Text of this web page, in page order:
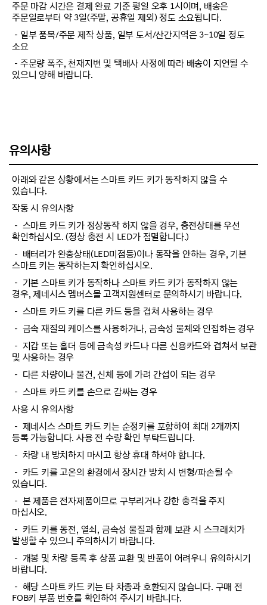
주문 마감 시간은 결제 완료 기준 평일 오후 1시이며, 배송은
주문일로부터 약 3일(주말, 공휴일 제외) 정도 소요됩니다.
－일부 품목/주문 제작 상품, 일부 도서/산간지역은 3~10일 정도
소요
－주문량 폭주, 천재지변 및 택배사 사정에 따라 배송이 지연될 수
있으니 양해 바랍니다.
유의사항
아래와 같은 상황에서는 스마트 카드 키가 동작하지 않을 수
있습니다.
작동 시 유의사항
－ 스마트 카드 키가 정상동작 하지 않을 경우, 충전상태를 우선
확인하십시오. (정상 충전 시 LED가 점멸합니다.)
－ 배터리가 완충상태(LED미점등)이나 동작을 안하는 경우, 기본
스마트 키는 동작하는지 확인하십시오.
－ 기본 스마트 키가 동작하나 스마트 카드 키가 동작하지 않는
경우, 제네시스 멤버스몰 고객지원센터로 문의하시기 바랍니다.
－ 스마트 카드 키를 다른 카드 등을 겹쳐 사용하는 경우
－ 금속 재질의 케이스를 사용하거나, 금속성 물체와 인접하는 경우
－ 지갑 또는 홀더 등에 금속성 카드나 다른 신용카드와 겹쳐서 보관
및 사용하는 경우
－ 다른 차량이나 물건, 신체 등에 가려 간섭이 되는 경우
－ 스마트 카드 키를 손으로 감싸는 경우
사용 시 유의사항
－ 제네시스 스마트 카드 키는 순정키를 포함하여 최대 2개까지
등록 가능합니다. 사용 전 수량 확인 부탁드립니다.
－ 차량 내 방치하지 마시고 항상 휴대 하셔야 합니다.
－ 카드 키를 고온의 환경에서 장시간 방치 시 변형/파손될 수
있습니다.
－ 본 제품은 전자제품이므로 구부리거나 강한 충격을 주지
마십시오.
－ 카드 키를 동전, 열쇠, 금속성 물질과 함께 보관 시 스크래치가
발생할 수 있으니 주의하시기 바랍니다.
－ 개봉 및 차량 등록 후 상품 교환 및 반품이 어려우니 유의하시기
바랍니다.
－ 해당 스마트 카드 키는 타 차종과 호환되지 않습니다. 구매 전
FOB키 부품 번호를 확인하여 주시기 바랍니다.